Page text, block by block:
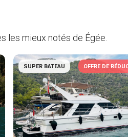
les mieux notés de Égée.
SUPER BATEAU OFFRE DE